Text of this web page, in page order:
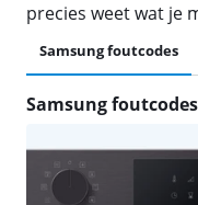
precies weet wat je
Samsung foutcodes
Samsung foutcodes